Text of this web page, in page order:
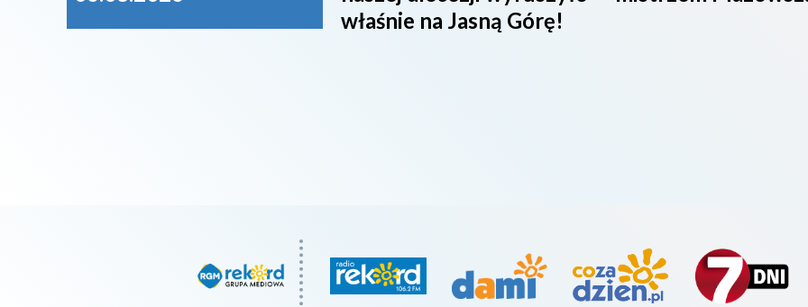
właśnie na Jasną Górę!